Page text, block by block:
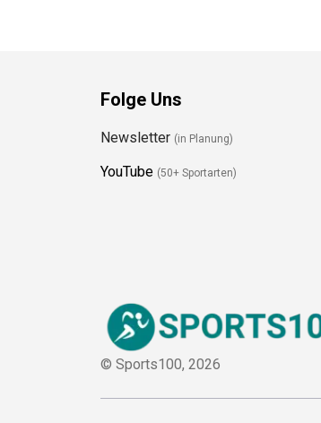
Folge Uns
Newsletter (in Planung)
YouTube (50+ Sportarten)
© Sports100, 2026